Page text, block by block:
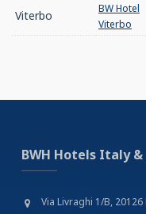
Viterbo
BW Hotel
Viterbo
BWH Hotels Italy &
Via Livraghi 1/B,